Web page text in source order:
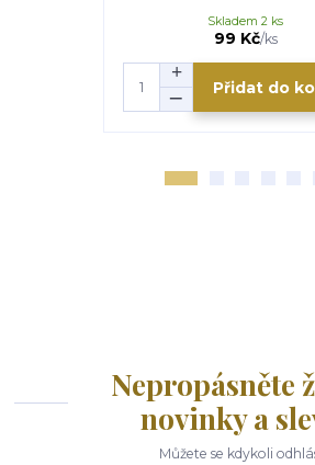
99 Kč/ks
Skladem 2 ks
Přidat do
Nepropásněte
novinky a
Můžete se kdykoli